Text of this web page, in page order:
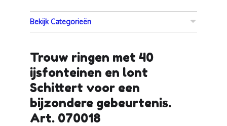
Bekijk Categorieën
Trouw ringen met 40
ijsfonteinen en lont
Schittert voor een
bijzondere gebeurtenis.
Art. 070018